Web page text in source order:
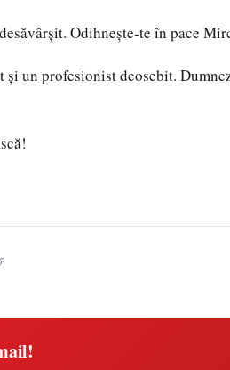
Odihnește-te în pace
un profesionist deosebit.